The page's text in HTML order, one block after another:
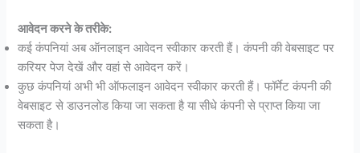
आवेदन करने के तरीके:
कई कंपनियां अब ऑनलाइन आवेदन स्वीकार करती हैं। कंपनी की वेबसाइट पर
करियर पेज देखें और वहां से आवेदन करें।
कुछ कंपनियां अभी भी ऑफलाइन आवेदन स्वीकार करती हैं। फॉर्मेट कंपनी की
वेबसाइट से डाउनलोड किया जा सकता है या सीधे कंपनी से प्राप्त किया जा
सकता है।